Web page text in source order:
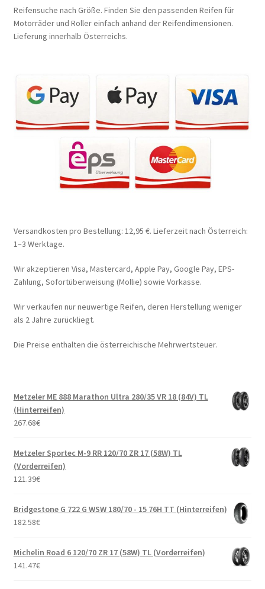
Reifensuche nach Größe. Finden Sie den passenden Reifen für
Motorräder und Roller einfach anhand der Reifendimensionen.
Lieferung innerhalb Österreichs.
Versandkosten pro Bestellung: 12,95 €. Lieferzeit nach Österreich:
1–3 Werktage.
Wir akzeptieren Visa, Mastercard, Apple Pay, Google Pay, EPS-
Zahlung, Sofortüberweisung (Mollie) sowie Vorkasse.
Wir verkaufen nur neuwertige Reifen, deren Herstellung weniger
als 2 Jahre zurückliegt.
Die Preise enthalten die österreichische Mehrwertsteuer.
Metzeler ME 888 Marathon Ultra 280/35 VR 18 (84V) TL
(Hinterreifen)
267.68€
Metzeler Sportec M-9 RR 120/70 ZR 17 (58W) TL
(Vorderreifen)
121.39€
Bridgestone G 722 G WSW 180/70 - 15 76H TT (Hinterreifen)
182.58€
Michelin Road 6 120/70 ZR 17 (58W) TL (Vorderreifen)
141.47€